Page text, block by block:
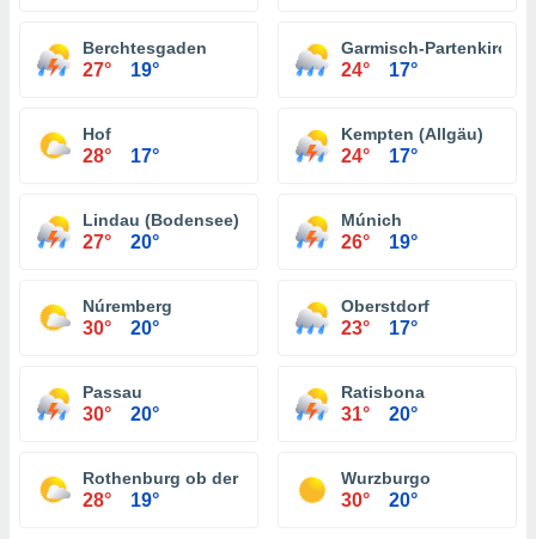
Berchtesgaden
27° 19°
Garmisch-
24° 17°
Hof
28° 17°
Kempten (Allgäu)
24° 17°
Lindau (Bodensee)
27° 20°
Múnich
26° 19°
Núremberg
30° 20°
Oberstdorf
23° 17°
Passau
30° 20°
Ratisbona
31° 20°
Rothenburg ob der Tauber
28° 19°
Wurzburgo
30° 20°